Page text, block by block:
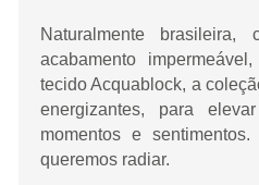
Naturalmente
acabamento
tecido Acquablock, a
energizantes, para
momentos e
queremos radiar.